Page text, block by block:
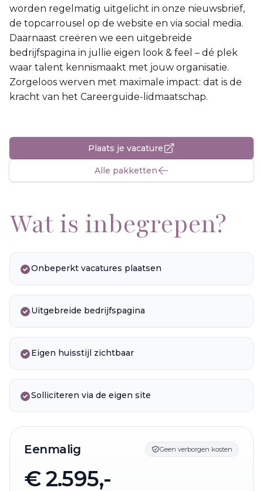
worden regelmatig uitgelicht in onze nieuwsbrief,
de topcarrousel op de website en via social media.
Daarnaast creëren we een uitgebreide
bedrijfspagina in jullie eigen look & feel – dé plek
waar talent kennismaakt met jouw organisatie.
Zorgeloos werven met maximale impact: dat is de
kracht van het Careerguide-lidmaatschap.
Plaats je vacature
Alle pakketten
Wat is inbegrepen?
Onbeperkt vacatures plaatsen
Uitgebreide bedrijfspagina
Eigen huisstijl zichtbaar
Solliciteren via de eigen site
Eenmalig Geen verborgen kosten
€ 2.595,-